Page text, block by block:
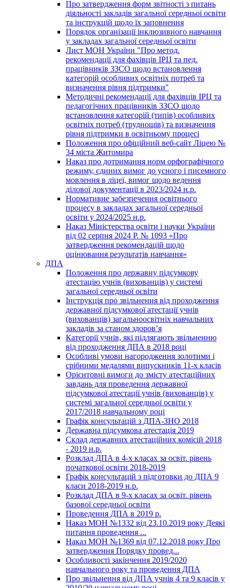
Про затвердження форм звітності з питань
діяльності закладів загальної середньої освіти
та інструкцій щодо їх заповнення
Порядок організації інклюзивного навчання
у закладах загальної середньої освіти
Лист МОН України "Про метод.
рекомендації для фахівців ІРЦ та пед.
працівників ЗЗСО щодо встановлення
категорій особливих освітніх потреб та
визначення рівня підтримки"
Методичні рекомендації для фахівців ІРЦ та
педагогічних працівників ЗЗСО щодо
встановлення категорій (типів) особливих
освітніх потреб (труднощів) та визначення
рівня підтримки в освітньому процесі
Положення про офіційний веб-сайт Ліцею №
34 міста Житомира
Наказ про дотримання норм орфографічного
режиму, єдиних вимог до усного і писемного
мовлення в ліцеї, вимог щодо ведення
ділової документації в 2023/2024 н.р.
Нормативне забезпечення освітнього
процесу в закладах загальної середньої
освіти у 2024/2025 н.р.
Наказ Міністерства освіти і науки України
від 02 серпня 2024 Р. № 1093 «Про
затвердження рекомендацій щодо
оцінювання результатів навчання»
ДПА
Положення про державну підсумкову
атестацію учнів (вихованців) у системі
загальної середньої освіти
Інструкція про звільнення від проходження
державної підсумкової атестації учнів
(вихованців) загальноосвітніх навчальних
закладів за станом здоров’я
Категорії учнів, які підлягають звільненню
від проходження ДПА в 2018 році
Особливі умови нагородження золотими і
срібними медалями випускників 11-х класів
Орієнтовні вимоги до змісту атестаційних
завдань для проведення державної
підсумкової атестації учнів (вихованців) у
системі загальної середньої освіти у
2017/2018 навчальному році
Графік консультацій з ДПА-ЗНО 2018
Державна підсумкова атестація 2019
Склад державних атестаційних комісій 2018
- 2019 н.р.
Розклад ДПА в 4-х класах за освіт. рівень
початкової освіти 2018-2019
Графік консультацій з підготовки до ДПА 9
класи 2018-2019 н.р.
Розклад ДПА в 9-х класах за освіт. рівень
базової середньої освіти
Проведення ДПА в 2019 р.
Наказ МОН №1332 від 23.10.2019 року Деякі
питання проведення ...
Наказ МОН №1369 від 07.12.2018 року Про
затвердження Порядку провед...
Особливості закінчення 2019/2020
навчального року та проведення ДПА
Про звільнення від ДПА учнів 4 та 9 класів у